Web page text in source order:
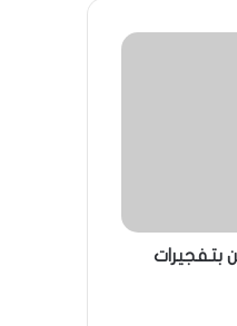
بتفجيرات